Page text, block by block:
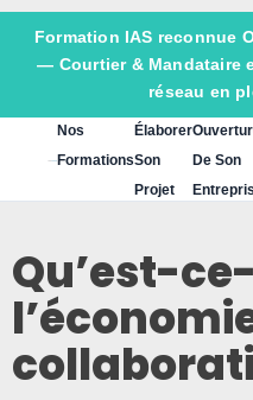
Formation IAS reconnue
— Courtier & Mandataire
réseau en
Nos
Formations
Élaborer
Son
Projet
De Son
Qu’est-